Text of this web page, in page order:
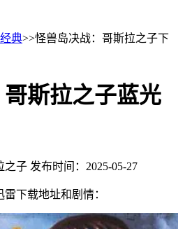
典>>怪兽岛决战：哥斯拉之子下
斯拉之子蓝光
之子 发布时间：2025-05-27
下载地址和剧情：